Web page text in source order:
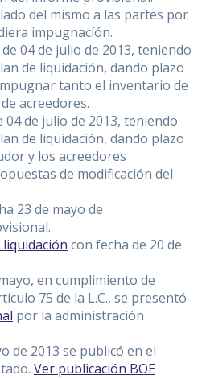
del mismo a las partes por
impugnacíón.
de 04 de julio de 2013, teniendo
de liquidación, dando plazo
tanto el inventario de
acreedores.
04 de julio de 2013, teniendo
de liquidación, dando plazo
y los acreedores
de modificación del
23 de mayo de
con fecha de 20 de
en cumplimiento de
75 de la L.C., se presentó
por la administración
de 2013 se publicó en el
Ver publicación BOE